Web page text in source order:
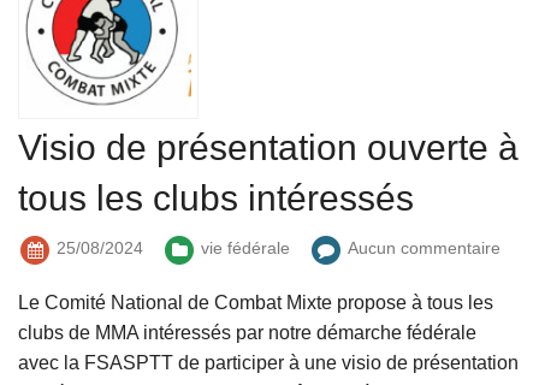
Visio de présentation ouverte à
tous les clubs intéressés
25/08/2024 vie fédérale Aucun commentaire
Le Comité National de Combat Mixte propose à tous les
clubs de MMA intéressés par notre démarche fédérale
avec la FSASPTT de participer à une visio de présentation